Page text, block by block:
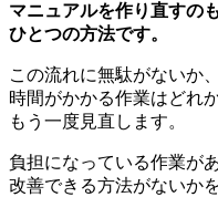
マニュアルを作り直すのも
ひとつの方法です。
この流れに無駄がないか、
時間がかかる作業はどれ
もう一度見直します。
負担になっている作業があ
改善できる方法がないか